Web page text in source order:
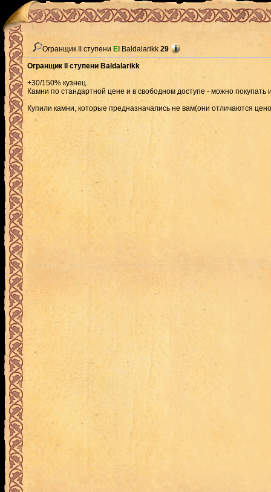
Огранщик II ступени El Baldalarikk 29
Огранщик II ступени Baldalarikk
+30/150% кузнец.
Камни по стандартной цене и в свободном доступе - можно покупать
Купили камни, которые предназначались не вам(они отличаются